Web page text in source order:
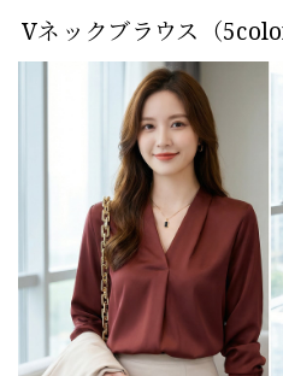
Vネックブラウス（